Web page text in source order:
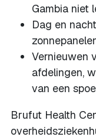
Gambia niet
Dag en
Vernieuwen
afdelingen,
van een
Brufut Health